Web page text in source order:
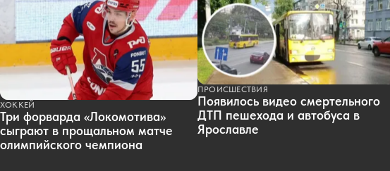
ХОККЕЙ
Три форварда «Локомотива»
сыграют в прощальном матче
олимпийского чемпиона
ПРОИСШЕСТВИЯ
Появилось видео смертельного
ДТП пешехода и автобуса в
Ярославле